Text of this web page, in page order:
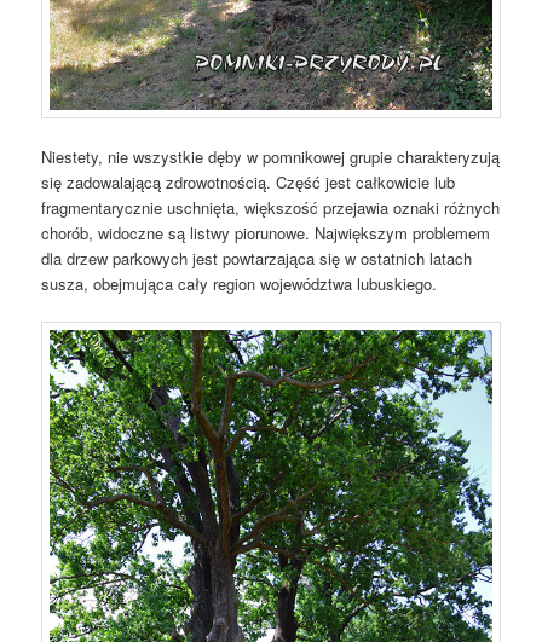
Niestety, nie wszystkie dęby w pomnikowej grupie charakteryzują
się zadowalającą zdrowotnością. Część jest całkowicie lub
fragmentarycznie uschnięta, większość przejawia oznaki różnych
chorób, widoczne są listwy piorunowe. Największym problemem
dla drzew parkowych jest powtarzająca się w ostatnich latach
susza, obejmująca cały region województwa lubuskiego.